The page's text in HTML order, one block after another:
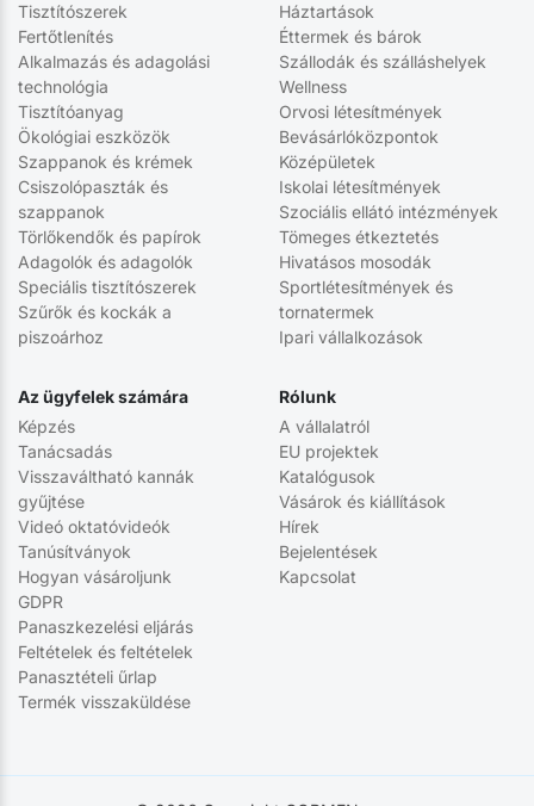
Tisztítószerek
Fertőtlenítés
Alkalmazás és adagolási
technológia
Tisztítóanyag
Ökológiai eszközök
Szappanok és krémek
Csiszolópaszták és
szappanok
Törlőkendők és papírok
Adagolók és adagolók
Speciális tisztítószerek
Szűrők és kockák a
piszoárhoz
Háztartások
Éttermek és bárok
Szállodák és szálláshelyek
Wellness
Orvosi létesítmények
Bevásárlóközpontok
Középületek
Iskolai létesítmények
Szociális ellátó intézmények
Tömeges étkeztetés
Hivatásos mosodák
Sportlétesítmények és
tornatermek
Ipari vállalkozások
Az ügyfelek számára
Képzés
Tanácsadás
Visszaváltható kannák
gyűjtése
Videó oktatóvideók
Tanúsítványok
Hogyan vásároljunk
GDPR
Panaszkezelési eljárás
Feltételek és feltételek
Panasztételi űrlap
Termék visszaküldése
Rólunk
A vállalatról
EU projektek
Katalógusok
Vásárok és kiállítások
Hírek
Bejelentések
Kapcsolat